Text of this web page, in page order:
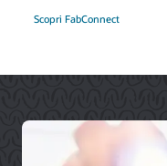
Scopri FabConnect